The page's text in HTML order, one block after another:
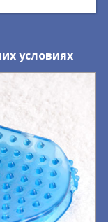
условиях